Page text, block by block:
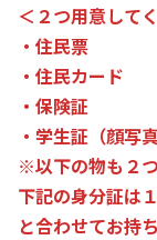
＜２つ用意して
・住民票
・住民カード
・保険証
・学生証（顔写
※以下の物も２
下記の身分証は
と合わせてお持